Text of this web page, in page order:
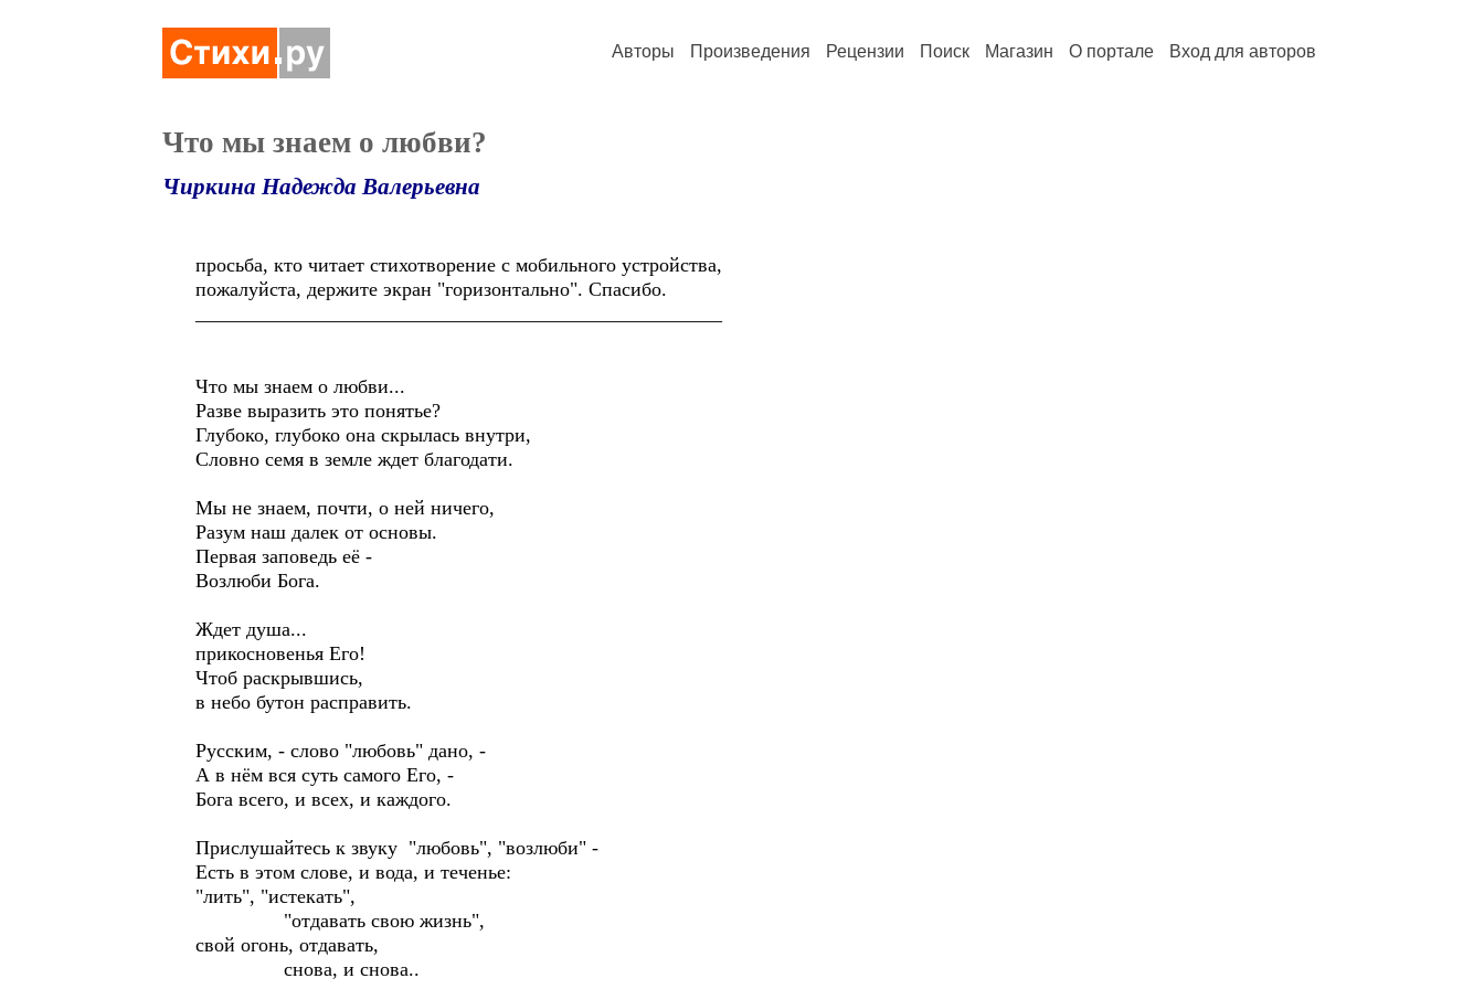
Авторы Произведения Рецензии Поиск Магазин О портале Вход для авторов
Что мы знаем о любви?
Чиркина Надежда Валерьевна
просьба, кто читает стихотворение с мобильного устройства,
пожалуйста, держите экран "горизонтально". Спасибо.
Что мы знаем о любви...
Разве выразить это понятье?
Глубоко, глубоко она скрылась внутри,
Словно семя в земле ждет благодати.
Мы не знаем, почти, о ней ничего,
Разум наш далек от основы.
Первая заповедь её -
Возлюби Бога.
Ждет душа...
прикосновенья Его!
Чтоб раскрывшись,
в небо бутон расправить.
Русским, - слово "любовь" дано, -
А в нём вся суть самого Его, -
Бога всего, и всех, и каждого.
Прислушайтесь к звуку "любовь", "возлюби" -
Есть в этом слове, и вода, и теченье:
"лить", "истекать",
"отдавать свою жизнь",
свой огонь, отдавать,
снова, и снова..